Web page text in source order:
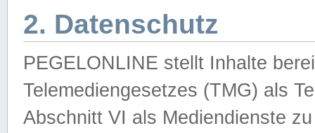
2. Datenschutz
PEGELONLINE stellt Inhalte
Telemediengesetzes (TMG) als
Abschnitt VI als Mediendienste